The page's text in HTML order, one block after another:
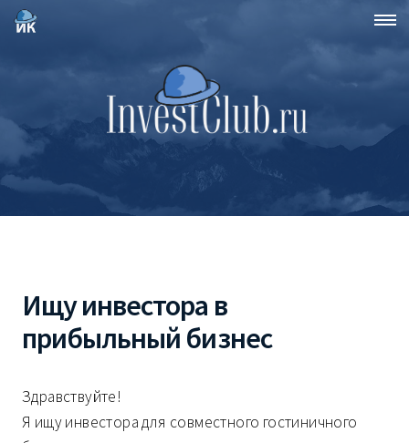
Ищу инвестора в
прибыльный бизнес
Здравствуйте!
Я ищу инвестора для совместного гостиничного